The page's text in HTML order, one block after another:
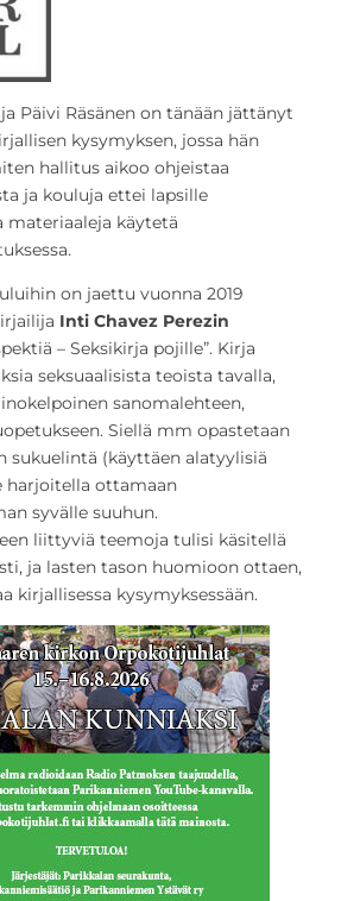
Päivi Räsänen on tänään jättänyt
kysymyksen, jossa hän
hallitus aikoo ohjeistaa
ja kouluja ettei lapsille
käytetä
on jaettu vuonna 2019
Inti Chavez Perezin
– Seksikirja pojille”. Kirja
seksuaalisista teoista tavalla,
sanomalehteen,
Siellä mm opastetaan
sukuelintä (käyttäen alatyylisiä
harjoitella ottamaan
syvälle suuhun.
liittyviä teemoja tulisi käsitellä
ja lasten tason huomioon ottaen,
kirjallisessa kysymyksessään.